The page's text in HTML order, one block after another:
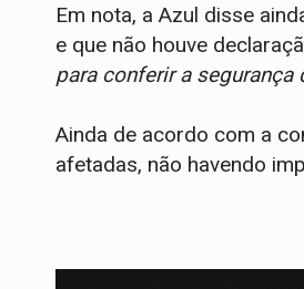
Em nota, a Azul disse
e que não houve
para conferir a
Ainda de acordo com a
afetadas, não havendo